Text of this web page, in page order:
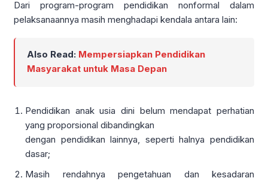
Dari program-program pendidikan nonformal dalam
pelaksanaannya masih menghadapi kendala antara lain:
Also Read: Mempersiapkan Pendidikan
Masyarakat untuk Masa Depan
Pendidikan anak usia dini belum mendapat perhatian
yang proporsional dibandingkan
dengan pendidikan lainnya, seperti halnya pendidikan
dasar;
Masih rendahnya pengetahuan dan kesadaran